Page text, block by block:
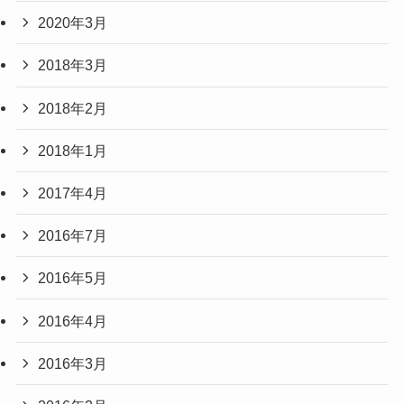
2020年3月
2018年3月
2018年2月
2018年1月
2017年4月
2016年7月
2016年5月
2016年4月
2016年3月